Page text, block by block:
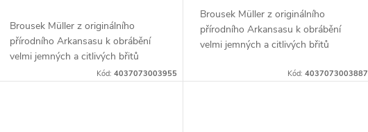
Brousek Müller z originálního
přírodního Arkansasu k obrábění
velmi jemných a citlivých břitů
Kód:4037073003955
Brousek Müller z originálního
přírodního Arkansasu k obrábění
velmi jemných a citlivých břitů
Kód: 4037073003887